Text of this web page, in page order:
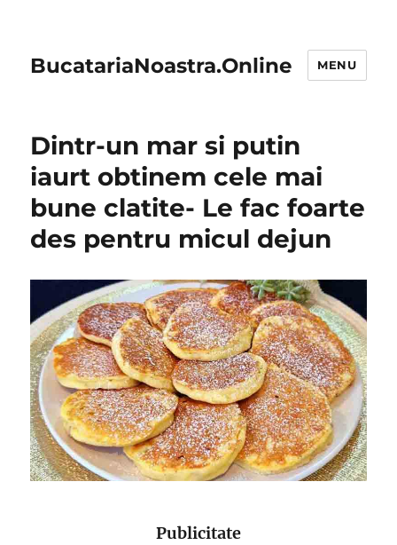
BucatariaNoastra.Online MENU
Dintr-un mar si putin
iaurt obtinem cele mai
bune clatite- Le fac foarte
des pentru micul dejun
Publicitate